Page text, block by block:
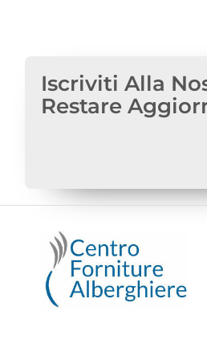
Iscriviti Alla
Restare